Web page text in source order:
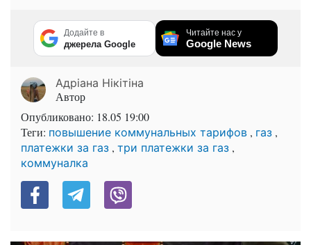
Додайте в
джерела Google
Читайте нас у
Google News
Адріана Нікітіна
Автор
Опубликовано: 18.05 19:00
Теги: повышение коммунальных тарифов , газ ,
платежки за газ , три платежки за газ ,
коммуналка